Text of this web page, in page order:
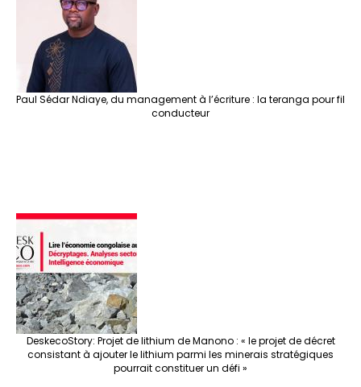
k
Paul Sédar Ndiaye, du management à l’écriture : la teranga pour fil
conducteur
DeskecoStory: Projet de lithium de Manono : « le projet de décret
consistant à ajouter le lithium parmi les minerais stratégiques
pourrait constituer un défi »